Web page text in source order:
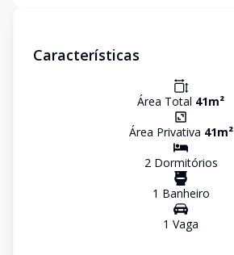
Características
Área Total 41m²
Área Privativa 41m²
2Dormitórios
1 Banheiro
1 Vaga